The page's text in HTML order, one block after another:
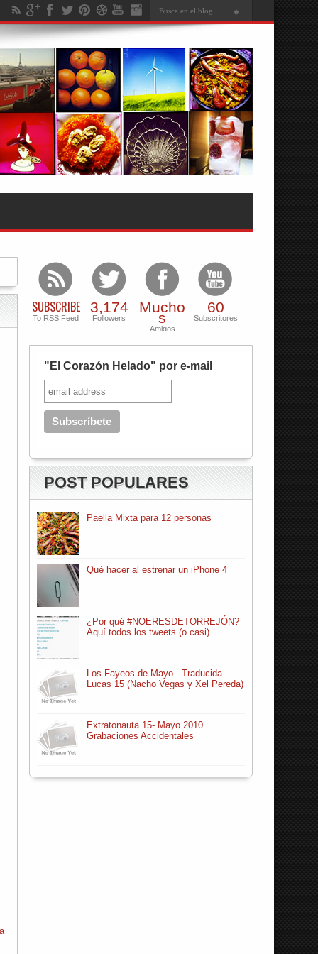
SUBSCRIBE
To RSS Feed
3,174
Followers
Mucho
s
Amigos
60
Subscritores
"El Corazón Helado" por e-mail
POST POPULARES
Paella Mixta para 12 personas
Qué hacer al estrenar un iPhone 4
¿Por qué #NOERESDETORREJÓN?
Aquí todos los tweets (o casi)
Los Fayeos de Mayo - Traducida -
Lucas 15 (Nacho Vegas y Xel Pereda)
Extratonauta 15- Mayo 2010
Grabaciones Accidentales